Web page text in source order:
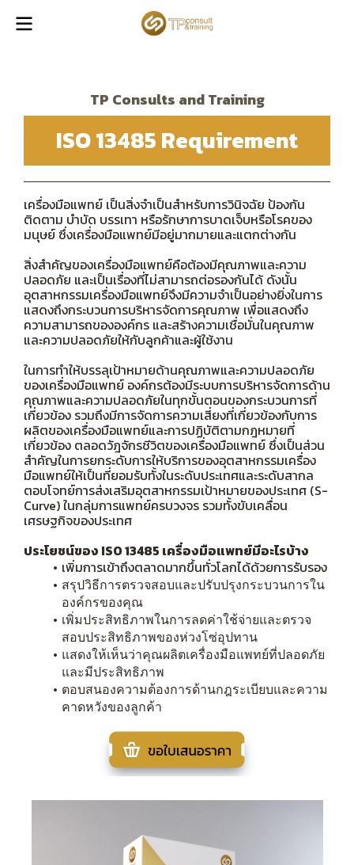
TP Consults and Training
ISO 13485 Requirement
เครื่องมือแพทย์ เป็นสิ่งจำเป็นสำหรับการวินิจฉัย ป้องกัน
ติดตาม บำบัด บรรเทา หรือรักษาการบาดเจ็บหรือโรคของ
มนุษย์ ซึ่งเครื่องมือแพทย์มีอยู่มากมายและแตกต่างกัน
สิ่งสำคัญของเครื่องมือแพทย์คือต้องมีคุณภาพและความ
ปลอดภัย และเป็นเรื่องที่ไม่สามารถต่อรองกันได้ ดังนั้น
อุตสาหกรรมเครื่องมือแพทย์จึงมีความจำเป็นอย่างยิ่งในการ
แสดงถึงกระบวนการบริหารจัดการคุณภาพ เพื่อแสดงถึง
ความสามารถขององค์กร และสร้างความเชื่อมั่นในคุณภาพ
และความปลอดภัยให้กับลูกค้าและผู้ใช้งาน
ในการทำให้บรรลุเป้าหมายด้านคุณภาพและความปลอดภัย
ของเครื่องมือแพทย์ องค์กรต้องมีระบบการบริหารจัดการด้าน
คุณภาพและความปลอดภัยในทุกขั้นตอนของกระบวนการที่
เกี่ยวข้อง รวมถึงมีการจัดการความเสี่ยงที่เกี่ยวข้องกับการ
ผลิตของเครื่องมือแพทย์และการปฏิบัติตามกฎหมายที่
เกี่ยวข้อง ตลอดวัฎจักรชีวิตของเครื่องมือแพทย์ ซึ่งเป็นส่วน
สำคัญในการยกระดับการให้บริการของอุตสาหกรรมเครื่อง
มือแพทย์ให้เป็นที่ยอมรับทั้งในระดับประเทศและระดับสากล
ตอบโจทย์การส่งเสริมอุตสาหกรรมเป้าหมายของประเทศ (S-
Curve) ในกลุ่มการแพทย์ครบวงจร รวมทั้งขับเคลื่อน
เศรษฐกิจของประเทศ
ประโยชน์ของ ISO 13485 เครื่องมือแพทย์มีอะไรบ้าง
เพิ่มการเข้าถึงตลาดมากขึ้นทั่วโลกได้ด้วยการรับรอง
สรุปวิธีการตรวจสอบและปรับปรุงกระบวนการใน
องค์กรของคุณ
เพิ่มประสิทธิภาพในการลดค่าใช้จ่ายและตรวจ
สอบประสิทธิภาพของห่วงโซ่อุปทาน
แสดงให้เห็นว่าคุณผลิตเครื่องมือแพทย์ที่ปลอดภัย
และมีประสิทธิภาพ
ตอบสนองความต้องการด้านกฎระเบียบและความ
คาดหวังของลูกค้า